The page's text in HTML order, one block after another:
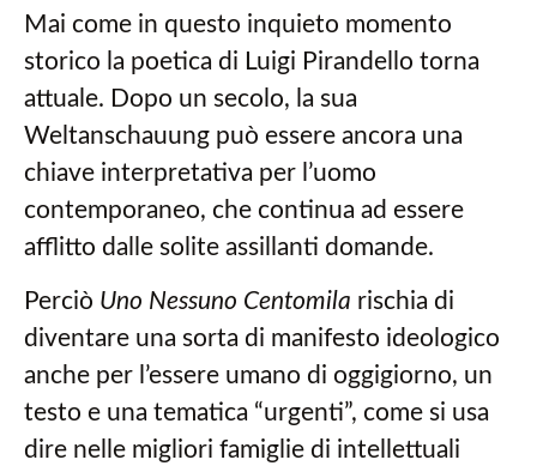
Mai come in questo inquieto momento
storico la poetica di Luigi Pirandello torna
attuale. Dopo un secolo, la sua
Weltanschauung può essere ancora una
chiave interpretativa per l’uomo
contemporaneo, che continua ad essere
afflitto dalle solite assillanti domande.
Perciò Uno Nessuno Centomila rischia di
diventare una sorta di manifesto ideologico
anche per l’essere umano di oggigiorno, un
testo e una tematica “urgenti”, come si usa
dire nelle migliori famiglie di intellettuali